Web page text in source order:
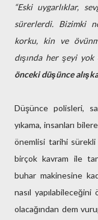
“Eski uygarlıklar,
sürerlerdi. Bizimki
korku, kin ve
dışında her şeyi
önceki düşünce
Düşünce polisleri,
yıkama, insanları
önemlisi tarihi
birçok kavram ile
buhar makinesine
nasıl
olacağından dem